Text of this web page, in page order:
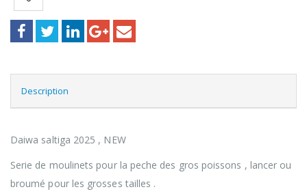
Description
Daiwa saltiga 2025 , NEW
Serie de moulinets pour la peche des gros poissons , lancer ou
broumé pour les grosses tailles .